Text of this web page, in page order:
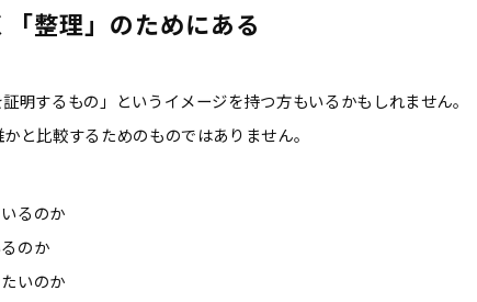
整理」のためにある
明するもの」というイメージを持つ方もいるかもしれません。
と比較するためのものではありません。
るのか
のか
いのか